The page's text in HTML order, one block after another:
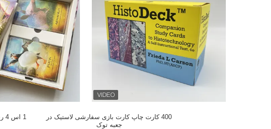
400 کارت چاپ کارت بازی سفارشی لاستیک در
جعبه توک